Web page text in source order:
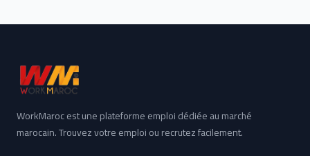
WorkMaroc est une plateforme emploi dédiée au marché
marocain. Trouvez votre emploi ou recrutez facilement.